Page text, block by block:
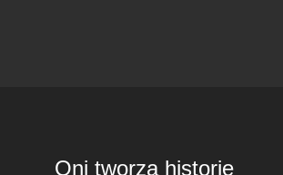
Oni tworzą historię